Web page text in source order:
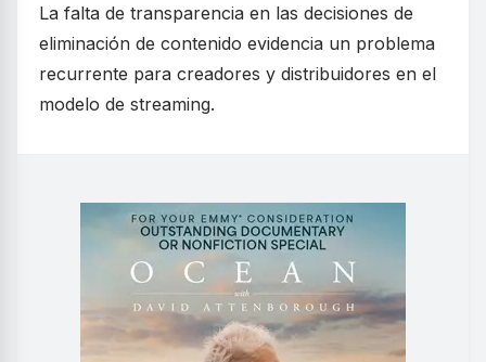
La falta de transparencia en las decisiones de
eliminación de contenido evidencia un problema
recurrente para creadores y distribuidores en el
modelo de streaming.